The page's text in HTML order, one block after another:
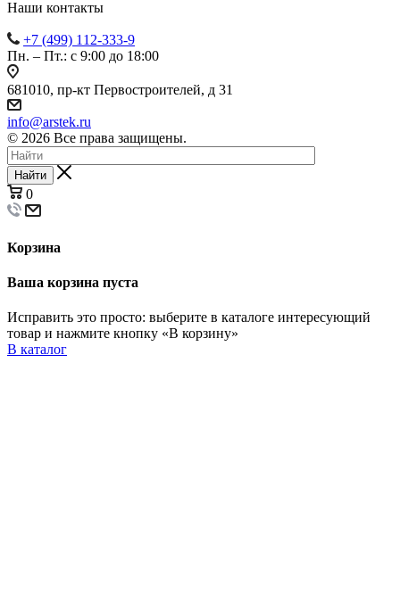
Наши контакты
+7 (499) 112-333-9
Пн. – Пт.: с 9:00 до 18:00
681010, пр-кт Первостроителей, д 31
info@arstek.ru
© 2026 Все права защищены.
Найти
0
Корзина
Ваша корзина пуста
Исправить это просто: выберите в каталоге интересующий
товар и нажмите кнопку «В корзину»
В каталог